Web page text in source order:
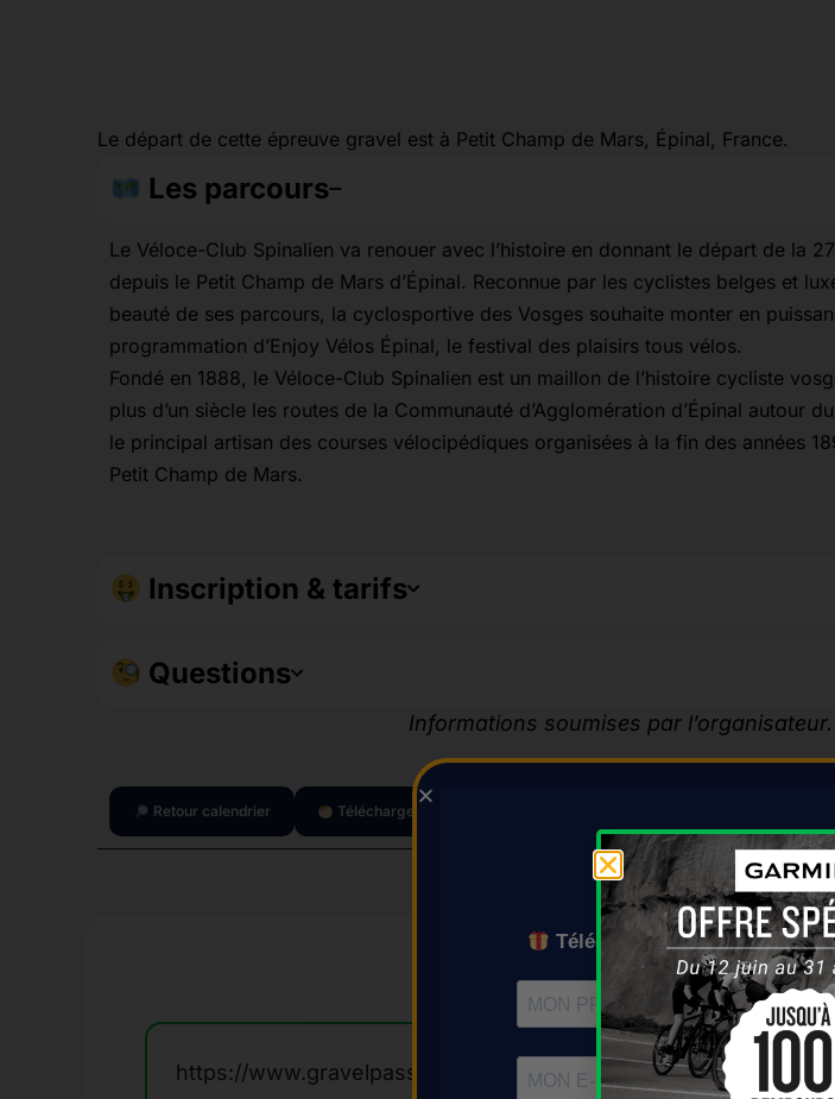
Le départ de cette épreuve gravel est à Petit Champ de Mars, Épinal, France.
Les parcours
Le Véloce-Club Spinalien va renouer avec l’histoire en donnant le départ de la
depuis le Petit Champ de Mars d’Épinal. Reconnue par les cyclistes belges et
beauté de ses parcours, la cyclosportive des Vosges souhaite monter en
programmation d’Enjoy Vélos Épinal, le festival des plaisirs tous vélos.
Fondé en 1888, le Véloce-Club Spinalien est un maillon de l’histoire cycliste
plus d’un siècle les routes de la Communauté d’Agglomération d’Épinal autour
le principal artisan des courses vélocipédiques organisées à la fin des années
Petit Champ de Mars.
Inscription & tarifs
Questions
Informations soumises par l’organisateur.
Retour calendrier Télécharger le calendrier (PDF)
Ce contenu
Faites-le découvrir à
https://www.gravelpassion.fr/evenements-calendrier-gravel/la-
On vous
Téléchargez gratuitement le